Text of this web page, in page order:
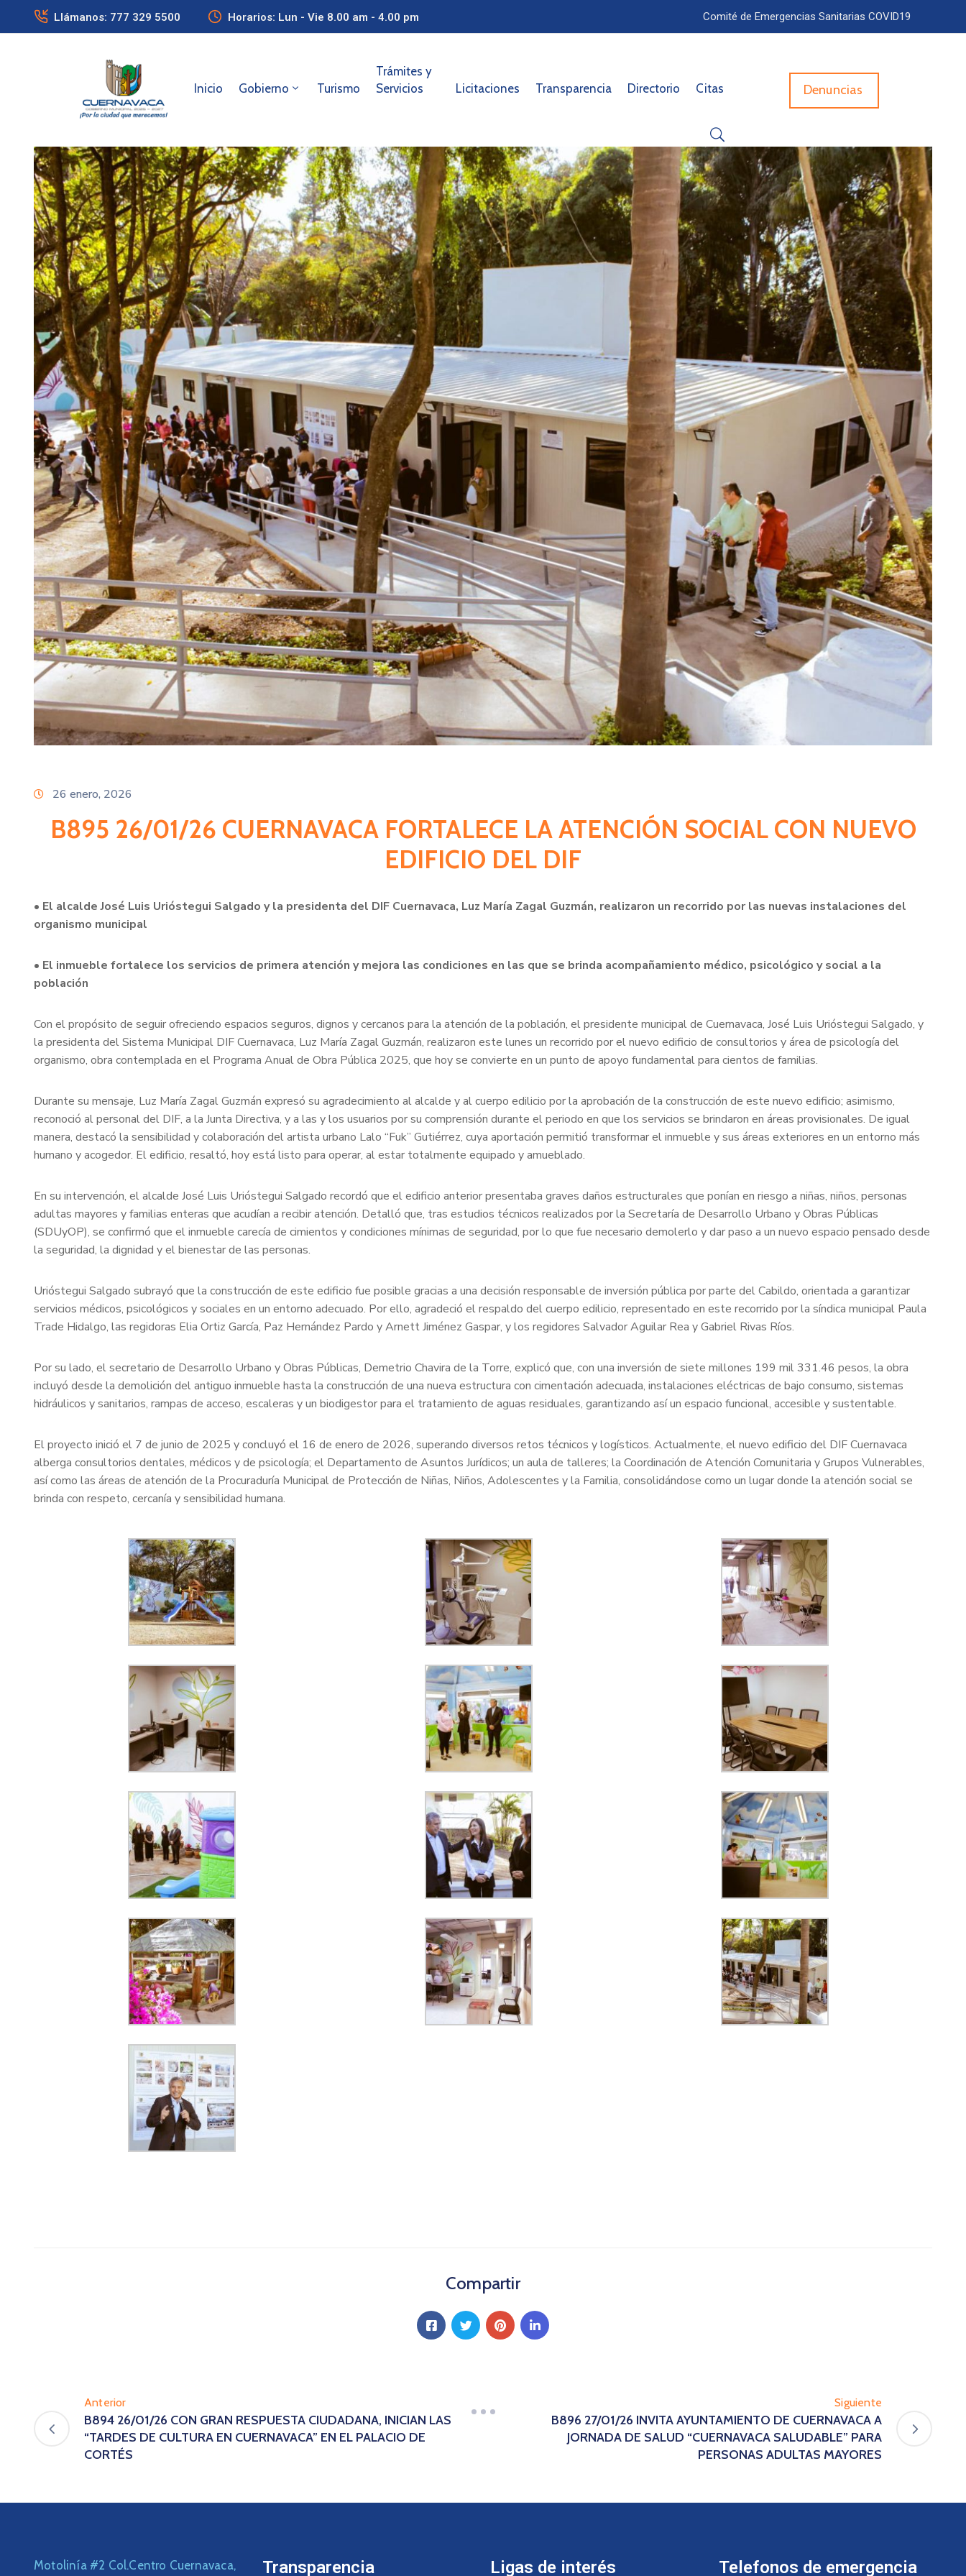
Llámanos: 777 329 5500 Horarios: Lun - Vie 8.00 am - 4.00 pm Comité de Emergencias Sanitarias COVID19
Inicio Gobierno Turismo
Trámites y
Servicios
Licitaciones Transparencia Directorio Citas Denuncias
26 enero, 2026
B895 26/01/26 CUERNAVACA FORTALECE LA ATENCIÓN SOCIAL CON NUEVO
EDIFICIO DEL DIF
• El alcalde José Luis Urióstegui Salgado y la presidenta del DIF Cuernavaca, Luz María Zagal Guzmán, realizaron un recorrido por las nuevas instalaciones del
organismo municipal
• El inmueble fortalece los servicios de primera atención y mejora las condiciones en las que se brinda acompañamiento médico, psicológico y social a la
población
Con el propósito de seguir ofreciendo espacios seguros, dignos y cercanos para la atención de la población, el presidente municipal de Cuernavaca, José Luis Urióstegui Salgado, y
la presidenta del Sistema Municipal DIF Cuernavaca, Luz María Zagal Guzmán, realizaron este lunes un recorrido por el nuevo edificio de consultorios y área de psicología del
organismo, obra contemplada en el Programa Anual de Obra Pública 2025, que hoy se convierte en un punto de apoyo fundamental para cientos de familias.
Durante su mensaje, Luz María Zagal Guzmán expresó su agradecimiento al alcalde y al cuerpo edilicio por la aprobación de la construcción de este nuevo edificio; asimismo,
reconoció al personal del DIF, a la Junta Directiva, y a las y los usuarios por su comprensión durante el periodo en que los servicios se brindaron en áreas provisionales. De igual
manera, destacó la sensibilidad y colaboración del artista urbano Lalo “Fuk” Gutiérrez, cuya aportación permitió transformar el inmueble y sus áreas exteriores en un entorno más
humano y acogedor. El edificio, resaltó, hoy está listo para operar, al estar totalmente equipado y amueblado.
En su intervención, el alcalde José Luis Urióstegui Salgado recordó que el edificio anterior presentaba graves daños estructurales que ponían en riesgo a niñas, niños, personas
adultas mayores y familias enteras que acudían a recibir atención. Detalló que, tras estudios técnicos realizados por la Secretaría de Desarrollo Urbano y Obras Públicas
(SDUyOP), se confirmó que el inmueble carecía de cimientos y condiciones mínimas de seguridad, por lo que fue necesario demolerlo y dar paso a un nuevo espacio pensado desde
la seguridad, la dignidad y el bienestar de las personas.
Urióstegui Salgado subrayó que la construcción de este edificio fue posible gracias a una decisión responsable de inversión pública por parte del Cabildo, orientada a garantizar
servicios médicos, psicológicos y sociales en un entorno adecuado. Por ello, agradeció el respaldo del cuerpo edilicio, representado en este recorrido por la síndica municipal Paula
Trade Hidalgo, las regidoras Elia Ortiz García, Paz Hernández Pardo y Arnett Jiménez Gaspar, y los regidores Salvador Aguilar Rea y Gabriel Rivas Ríos.
Por su lado, el secretario de Desarrollo Urbano y Obras Públicas, Demetrio Chavira de la Torre, explicó que, con una inversión de siete millones 199 mil 331.46 pesos, la obra
incluyó desde la demolición del antiguo inmueble hasta la construcción de una nueva estructura con cimentación adecuada, instalaciones eléctricas de bajo consumo, sistemas
hidráulicos y sanitarios, rampas de acceso, escaleras y un biodigestor para el tratamiento de aguas residuales, garantizando así un espacio funcional, accesible y sustentable.
El proyecto inició el 7 de junio de 2025 y concluyó el 16 de enero de 2026, superando diversos retos técnicos y logísticos. Actualmente, el nuevo edificio del DIF Cuernavaca
alberga consultorios dentales, médicos y de psicología; el Departamento de Asuntos Jurídicos; un aula de talleres; la Coordinación de Atención Comunitaria y Grupos Vulnerables,
así como las áreas de atención de la Procuraduría Municipal de Protección de Niñas, Niños, Adolescentes y la Familia, consolidándose como un lugar donde la atención social se
brinda con respeto, cercanía y sensibilidad humana.
Compartir
Anterior
B894 26/01/26 CON GRAN RESPUESTA CIUDADANA, INICIAN LAS
“TARDES DE CULTURA EN CUERNAVACA” EN EL PALACIO DE
CORTÉS
Siguiente
B896 27/01/26 INVITA AYUNTAMIENTO DE CUERNAVACA A
JORNADA DE SALUD “CUERNAVACA SALUDABLE” PARA
PERSONAS ADULTAS MAYORES
Motolinía #2 Col.Centro Cuernavaca, Transparencia Ligas de interés Telefonos de emergencia